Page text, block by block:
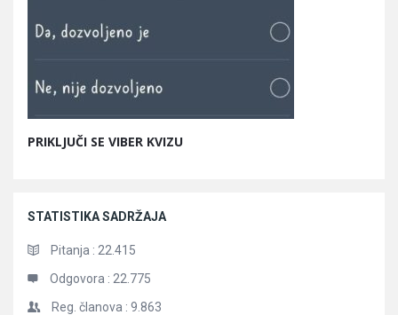
PRIKLJUČI SE VIBER KVIZU
STATISTIKA SADRŽAJA
Pitanja : 22.415
Odgovora : 22.775
Reg. članova : 9.863